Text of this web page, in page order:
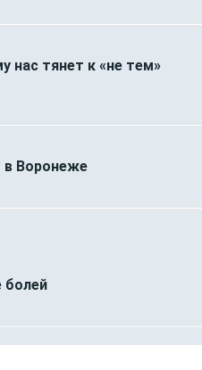
нас тянет к «не тем»
в Воронеже
болей